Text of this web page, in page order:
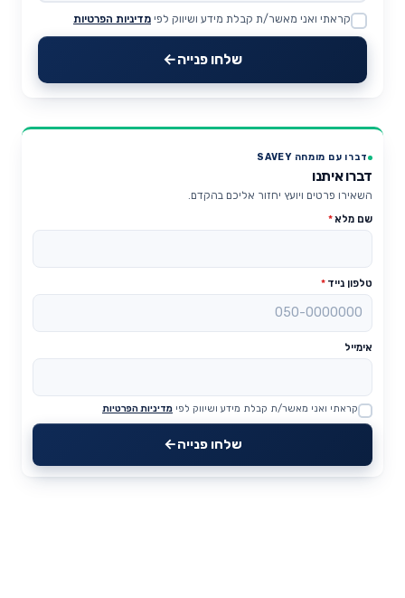
Website
קראתי ואני מאשר/ת קבלת מידע ושיווק לפי מדיניות הפרטיות
שלחו פנייה
דברו עם מומחה SAVEY
דברו איתנו
השאירו פרטים ויועץ יחזור אליכם בהקדם.
שם מלא*
טלפון נייד *
אימייל
Website
קראתי ואני מאשר/ת קבלת מידע ושיווק לפי מדיניות הפרטיות
שלחו פנייה